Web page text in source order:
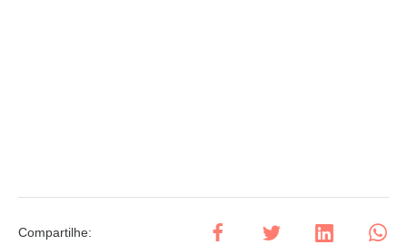
Compartilhe: